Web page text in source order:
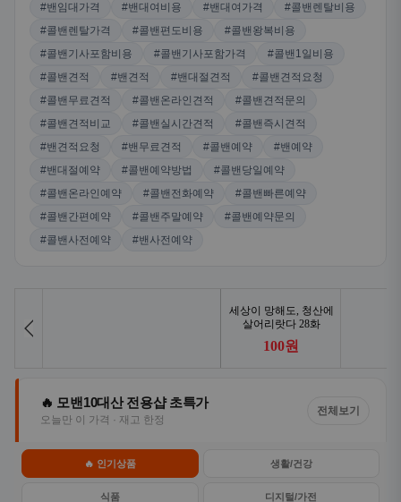
#밴임대가격
#밴대여비용 #밴대여가격
#콜밴렌탈비용
#콜밴렌탈가격
#콜밴편도비용
#콜밴왕복비용
#콜밴기사포함비용
#콜밴기사포함가격
#콜밴1일비용
#콜밴견적
#밴견적 #밴대절견적
#콜밴견적요청
#콜밴무료견적
#콜밴온라인견적
#콜밴견적문의
#콜밴견적비교
#콜밴실시간견적
#콜밴즉시견적
#밴견적요청
#밴무료견적 #콜밴예약
#밴예약
#밴대절예약
#콜밴예약방법
#콜밴당일예약
#콜밴온라인예약
#콜밴전화예약
#콜밴빠른예약
#콜밴간편예약
#콜밴주말예약
#콜밴예약문의
#콜밴사전예약
#밴사전예약
🔥 모밴10대산 전용샵 초특가
오늘만 이 가격 · 재고 한정
전체보기
🔥 인기상품 생활/건강
식품 디지털/가전